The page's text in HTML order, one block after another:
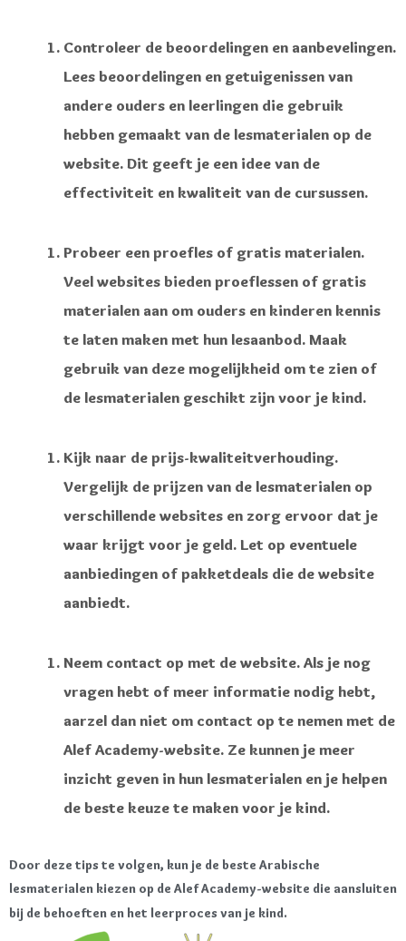
Controleer de beoordelingen en aanbevelingen.
Lees beoordelingen en getuigenissen van
andere ouders en leerlingen die gebruik
hebben gemaakt van de lesmaterialen op de
website. Dit geeft je een idee van de
effectiviteit en kwaliteit van de cursussen.
Probeer een proefles of gratis materialen.
Veel websites bieden proeflessen of gratis
materialen aan om ouders en kinderen kennis
te laten maken met hun lesaanbod. Maak
gebruik van deze mogelijkheid om te zien of
de lesmaterialen geschikt zijn voor je kind.
Kijk naar de prijs-kwaliteitverhouding.
Vergelijk de prijzen van de lesmaterialen op
verschillende websites en zorg ervoor dat je
waar krijgt voor je geld. Let op eventuele
aanbiedingen of pakketdeals die de website
aanbiedt.
Neem contact op met de website. Als je nog
vragen hebt of meer informatie nodig hebt,
aarzel dan niet om contact op te nemen met de
Alef Academy-website. Ze kunnen je meer
inzicht geven in hun lesmaterialen en je helpen
de beste keuze te maken voor je kind.
Door deze tips te volgen, kun je de beste Arabische
lesmaterialen kiezen op de Alef Academy-website die aansluiten
bij de behoeften en het leerproces van je kind.